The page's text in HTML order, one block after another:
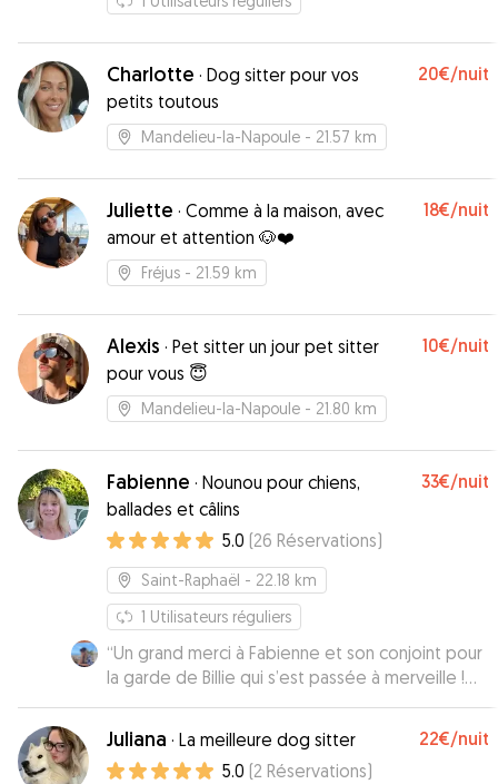
Charlotte · Dog sitter pour vos
petits toutous
20€/nuit
Mandelieu-la-Napoule - 21.57 km
Juliette · Comme à la maison, avec
amour et attention 🐶❤️
18€/nuit
Fréjus - 21.59 km
Alexis · Pet sitter un jour pet sitter
pour vous 😇
10€/nuit
Mandelieu-la-Napoule - 21.80 km
Fabienne · Nounou pour chiens,
ballades et câlins
33€/nuit
5.0 (26 Réservations)
Saint-Raphaël - 22.18 km
1 Utilisateurs réguliers
“Un grand merci à Fabienne et son conjoint pour
la garde de Billie qui s’est passée à merveille !
Disponibles, flexibles et rassurants je
recommande à 100% pour la garde de vos
toutous.
Juliana · La meilleure dog sitter 22€/nuit
5.0 (2 Réservations)